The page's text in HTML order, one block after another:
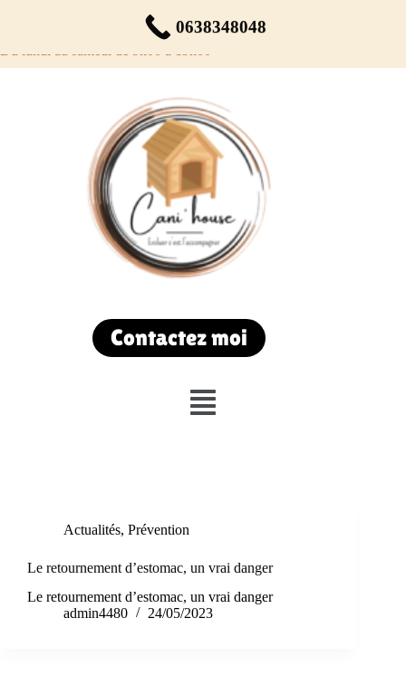
Réservez votre rendez-vous dès maintenant !
Contactez moi
Actualités, Prévention
Le retournement d’estomac, un vrai danger
Le retournement d’estomac, un vrai danger
admin4480
24/05/2023
0638348048